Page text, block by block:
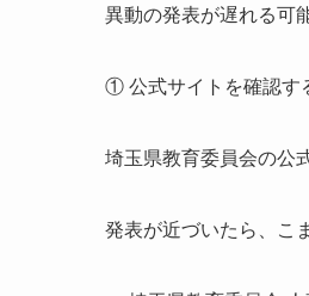
異動の発表が遅れる可
① 公式サイトを確認す
埼玉県教育委員会の公
発表が近づいたら、こ